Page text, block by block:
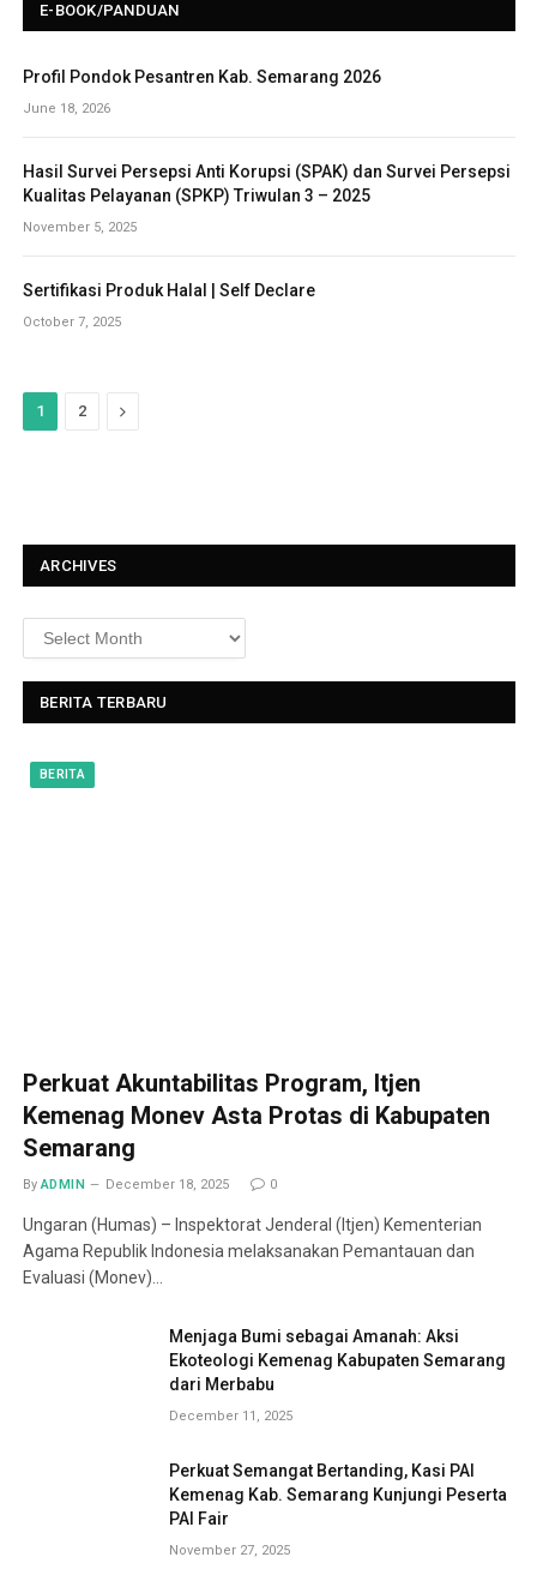
E-BOOK/PANDUAN
Profil Pondok Pesantren Kab. Semarang 2026
June 18, 2026
Hasil Survei Persepsi Anti Korupsi (SPAK) dan Survei Persepsi
Kualitas Pelayanan (SPKP) Triwulan 3 – 2025
November 5, 2025
Sertifikasi Produk Halal | Self Declare
October 7, 2025
1 2
N
ARCHIVES
BERITA TERBARU
BERITA
Perkuat Akuntabilitas Program, Itjen
Kemenag Monev Asta Protas di Kabupaten
Semarang
By ADMIN December 18, 2025 0
Ungaran (Humas) – Inspektorat Jenderal (Itjen) Kementerian
Agama Republik Indonesia melaksanakan Pemantauan dan
Evaluasi (Monev)…
Menjaga Bumi sebagai Amanah: Aksi
Ekoteologi Kemenag Kabupaten Semarang
dari Merbabu
December 11, 2025
Perkuat Semangat Bertanding, Kasi PAI
Kemenag Kab. Semarang Kunjungi Peserta
PAI Fair
November 27, 2025